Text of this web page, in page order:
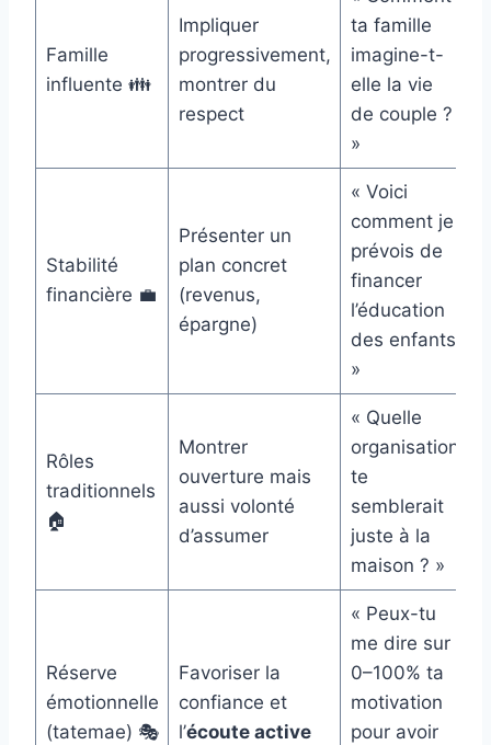
Famille
influente 👪
Impliquer
progressivement,
montrer du
respect
ta famille
imagine-t-
elle la vie
de couple ?
»
Stabilité
financière 💼
Présenter un
plan concret
(revenus,
épargne)
« Voici
comment je
prévois de
financer
l’éducation
des enfants
»
Rôles
traditionnels
🏠
Montrer
ouverture mais
aussi volonté
d’assumer
« Quelle
organisation
te
semblerait
juste à la
maison ? »
Réserve
émotionnelle
(tatemae) 🎭
Favoriser la
confiance et
l’écoute active
« Peux-tu
me dire sur
0–100% ta
motivation
pour avoir